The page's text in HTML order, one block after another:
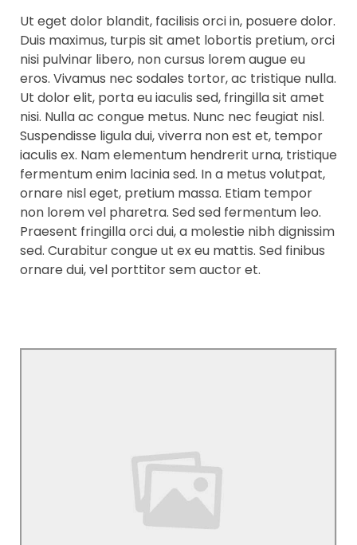
Ut eget dolor blandit, facilisis orci in, posuere dolor.
Duis maximus, turpis sit amet lobortis pretium, orci
nisi pulvinar libero, non cursus lorem augue eu
eros. Vivamus nec sodales tortor, ac tristique nulla.
Ut dolor elit, porta eu iaculis sed, fringilla sit amet
nisi. Nulla ac congue metus. Nunc nec feugiat nisl.
Suspendisse ligula dui, viverra non est et, tempor
iaculis ex. Nam elementum hendrerit urna, tristique
fermentum enim lacinia sed. In a metus volutpat,
ornare nisl eget, pretium massa. Etiam tempor
non lorem vel pharetra. Sed sed fermentum leo.
Praesent fringilla orci dui, a molestie nibh dignissim
sed. Curabitur congue ut ex eu mattis. Sed finibus
ornare dui, vel porttitor sem auctor et.